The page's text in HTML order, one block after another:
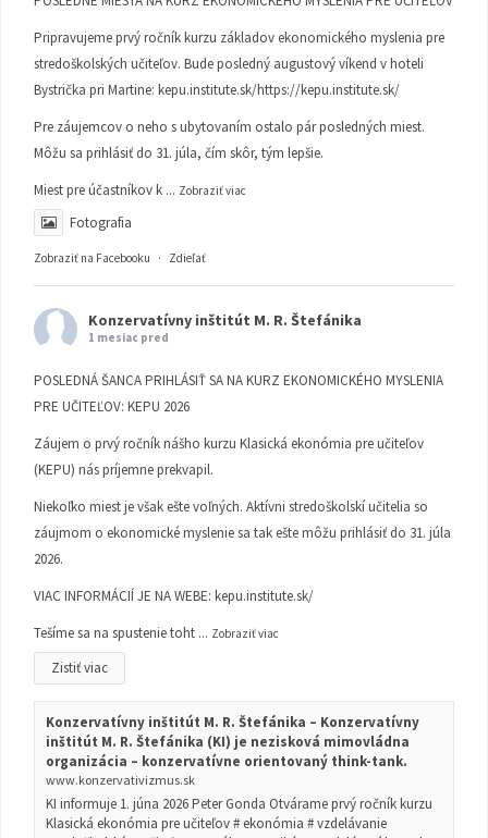
Pripravujeme prvý ročník kurzu základov ekonomického myslenia pre
stredoškolských učiteľov. Bude posledný augustový víkend v hoteli
Bystrička pri Martine: kepu.institute.sk/https://kepu.institute.sk/
Pre záujemcov o neho s ubytovaním ostalo pár posledných miest.
Môžu sa prihlásiť do 31. júla, čím skôr, tým lepšie.
Miest pre účastníkov k ... Zobraziť viac
Fotografia
Zobraziť na Facebooku · Zdieľať
Konzervatívny inštitút M. R. Štefánika
1 mesiac pred
POSLEDNÁ ŠANCA PRIHLÁSIŤ SA NA KURZ EKONOMICKÉHO MYSLENIA
PRE UČITEĽOV: KEPU 2026
Záujem o prvý ročník nášho kurzu Klasická ekonómia pre učiteľov
(KEPU) nás príjemne prekvapil.
Niekoľko miest je však ešte voľných. Aktívni stredoškolskí učitelia so
záujmom o ekonomické myslenie sa tak ešte môžu prihlásiť do 31. júla
2026.
VIAC INFORMÁCIÍ JE NA WEBE: kepu.institute.sk/
Tešíme sa na spustenie toht ... Zobraziť viac
Zistiť viac
Konzervatívny inštitút M. R. Štefánika – Konzervatívny
inštitút M. R. Štefánika (KI) je nezisková mimovládna
organizácia – konzervatívne orientovaný think-tank.
www.konzervativizmus.sk
KI informuje 1. júna 2026 Peter Gonda Otvárame prvý ročník kurzu
Klasická ekonómia pre učiteľov # ekonómia # vzdelávanie